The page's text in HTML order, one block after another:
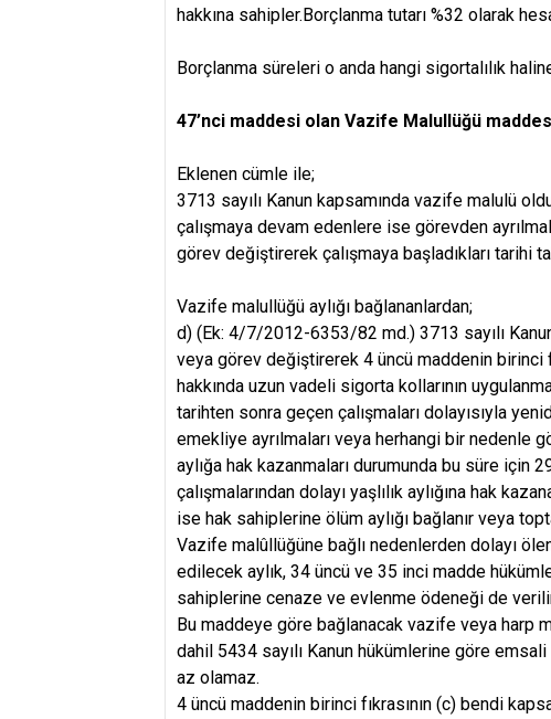
hakkına sahipler.Borçlanma tutarı %32 olarak
Borçlanma süreleri o anda hangi sigortalılık
47’nci maddesi olan Vazife Malullüğü
Eklenen cümle ile;
3713 sayılı Kanun kapsamında vazife malulü
çalışmaya devam edenlere ise görevden
görev değiştirerek çalışmaya başladıkları tarihi
Vazife malullüğü aylığı bağlananlardan;
d) (Ek: 4/7/2012-6353/82 md.) 3713 sayılı
veya görev değiştirerek 4 üncü maddenin birinci
hakkında uzun vadeli sigorta kollarının
tarihten sonra geçen çalışmaları dolayısıyla
emekliye ayrılmaları veya herhangi bir nedenle
aylığa hak kazanmaları durumunda bu süre için
çalışmalarından dolayı yaşlılık aylığına hak
ise hak sahiplerine ölüm aylığı bağlanır veya
Vazife malûllüğüne bağlı nedenlerden dolayı
edilecek aylık, 34 üncü ve 35 inci madde
sahiplerine cenaze ve evlenme ödeneği de
Bu maddeye göre bağlanacak vazife veya harp
dahil 5434 sayılı Kanun hükümlerine göre
az olamaz.
4 üncü maddenin birinci fıkrasının (c) bendi